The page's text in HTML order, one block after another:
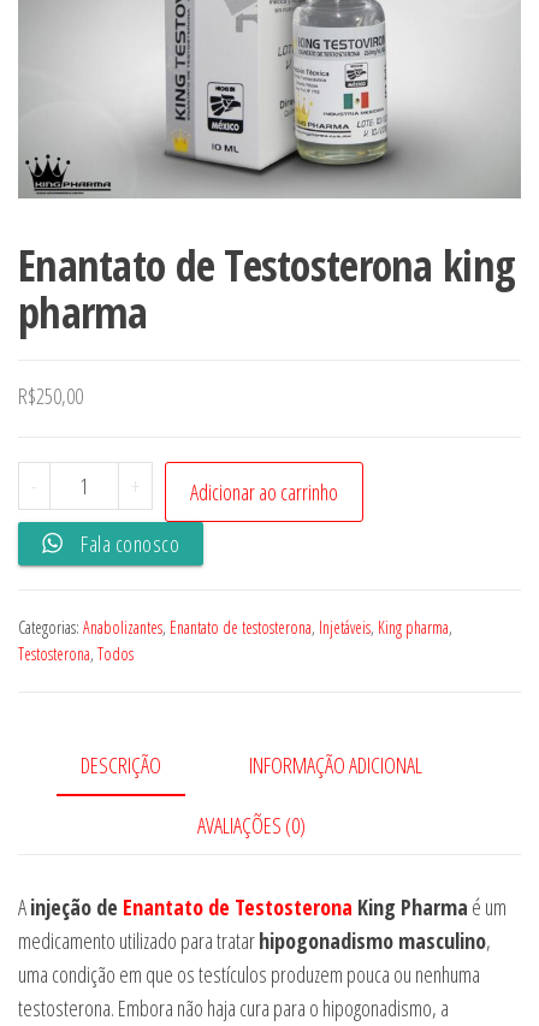
Enantato de Testosterona king
pharma
R$250,00
-
Enantato
de
Testosterona
quantidade
+
Adicionar ao carrinho
Fala conosco
Categorias: Anabolizantes, Enantato de testosterona, Injetáveis, King pharma,
Testosterona, Todos
DESCRIÇÃO INFORMAÇÃO ADICIONAL
AVALIAÇÕES (0)
Ainjeção de Enantato de Testosterona King Pharma é um
medicamento utilizado para tratarhipogonadismo masculino,
uma condição em que os testículos produzem pouca ou nenhuma
testosterona. Embora não haja cura para o hipogonadismo, a